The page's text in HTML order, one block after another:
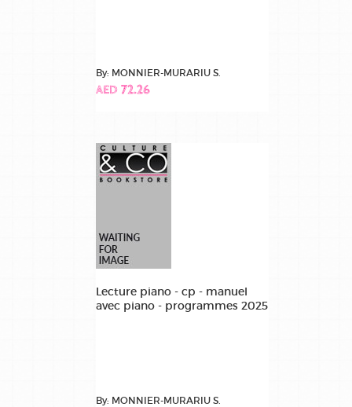
By: MONNIER-MURARIU S.
AED 72.26
Lecture piano - cp - manuel
avec piano - programmes 2025
By: MONNIER-MURARIU S.